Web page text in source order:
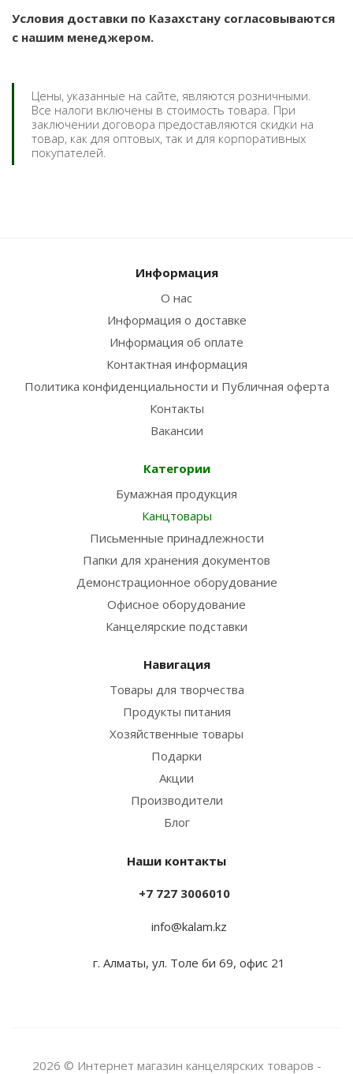
Условия доставки по Казахстану согласовываются
с нашим менеджером.
Цены, указанные на сайте, являются розничными.
Все налоги включены в стоимость товара. При
заключении договора предоставляются скидки на
товар, как для оптовых, так и для корпоративных
покупателей.
Информация
О нас
Информация о доставке
Информация об оплате
Контактная информация
Политика конфиденциальности и Публичная оферта
Контакты
Вакансии
Категории
Бумажная продукция
Канцтовары
Письменные принадлежности
Папки для хранения документов
Демонстрационное оборудование
Офисное оборудование
Канцелярские подставки
Навигация
Товары для творчества
Продукты питания
Хозяйственные товары
Подарки
Акции
Производители
Блог
Наши контакты
+7 727 3006010
info@kalam.kz
г. Алматы, ул. Толе би 69, офис 21
2026 © Интернет магазин канцелярских товаров -